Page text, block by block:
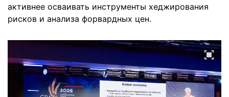
активнее осваивать инструменты хеджирования
рисков и анализа форвардных цен.